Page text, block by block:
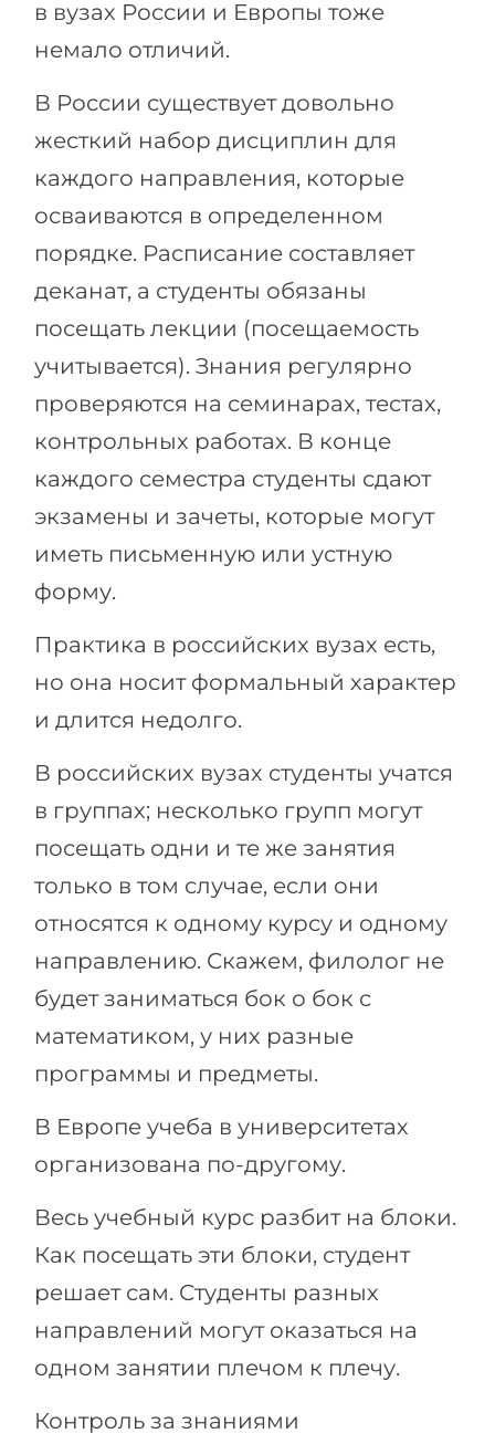
в вузах России и Европы тоже
немало отличий.
В России существует довольно
жесткий набор дисциплин для
каждого направления, которые
осваиваются в определенном
порядке. Расписание составляет
деканат, а студенты обязаны
посещать лекции (посещаемость
учитывается). Знания регулярно
проверяются на семинарах, тестах,
контрольных работах. В конце
каждого семестра студенты сдают
экзамены и зачеты, которые могут
иметь письменную или устную
форму.
Практика в российских вузах есть,
но она носит формальный характер
и длится недолго.
В российских вузах студенты учатся
в группах; несколько групп могут
посещать одни и те же занятия
только в том случае, если они
относятся к одному курсу и одному
направлению. Скажем, филолог не
будет заниматься бок о бок с
математиком, у них разные
программы и предметы.
В Европе учеба в университетах
организована по-другому.
Весь учебный курс разбит на блоки.
Как посещать эти блоки, студент
решает сам. Студенты разных
направлений могут оказаться на
одном занятии плечом к плечу.
Контроль за знаниями